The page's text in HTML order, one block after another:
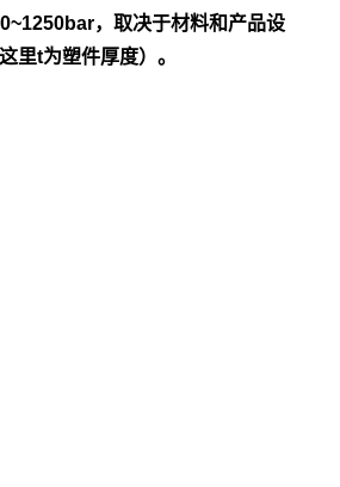
，取决于材料和产品设
里t为塑件厚度）。